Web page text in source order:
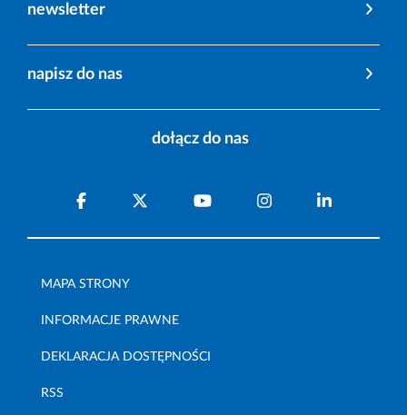
newsletter
napisz do nas
dołącz do nas
MAPA STRONY
INFORMACJE PRAWNE
DEKLARACJA DOSTĘPNOŚCI
RSS